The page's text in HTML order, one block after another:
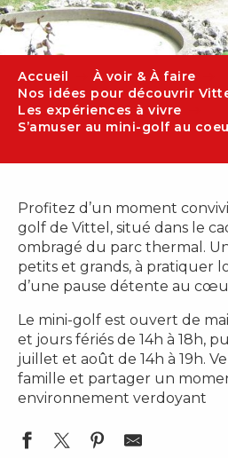
Accueil
À voir & À faire
Nos idées pour découvrir
Les expériences à vivre
S’amuser au mini-golf au
Profitez d’un moment
golf de Vittel, situé dans le
ombragé du parc thermal.
petits et grands, à pratiquer
d’une pause détente au
Le mini-golf est ouvert de
et jours fériés de 14h à 18h,
juillet et août de 14h à 19h.
famille et partager un
environnement verdoyant